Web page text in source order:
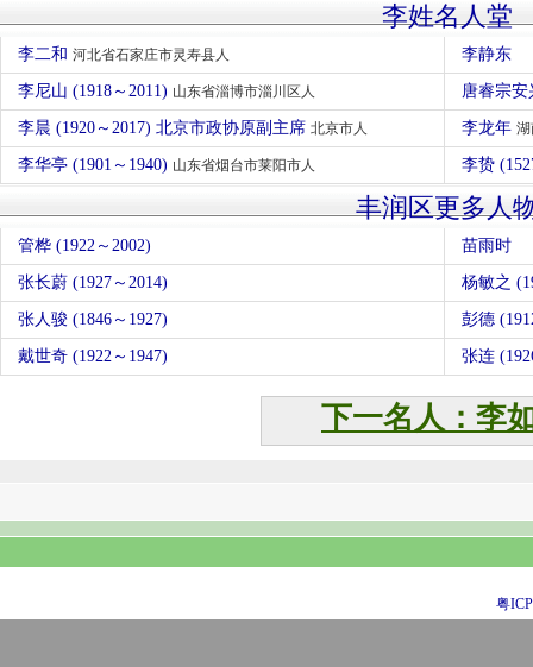
李姓名人堂
李二和 河北省石家庄市灵寿县人 李静东
李尼山 (1918～2011) 山东省淄博市淄川区人 唐睿宗
李晨 (1920～2017) 北京市政协原副主席 北京市人 李龙年
李华亭 (1901～1940) 山东省烟台市莱阳市人 李贽
丰润区更多人
管桦 (1922～2002) 苗雨时
张长蔚 (1927～2014) 杨敏之
张人骏 (1846～1927) 彭德
戴世奇 (1922～1947) 张连
下一名人：李
粤